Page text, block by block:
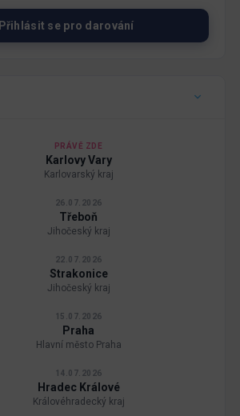
Přihlásit se pro darování
PRÁVĚ ZDE
Karlovy Vary
Karlovarský kraj
26.07.2026
Třeboň
Jihočeský kraj
22.07.2026
Strakonice
Jihočeský kraj
15.07.2026
Praha
Hlavní město Praha
14.07.2026
Hradec Králové
Královéhradecký kraj